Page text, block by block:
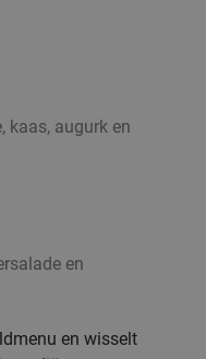
kaas, augurk en
en
en wisselt